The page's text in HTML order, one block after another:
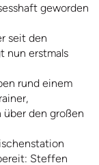
geworden
seit den
nun erstmals
rund einem
den großen
Steffen